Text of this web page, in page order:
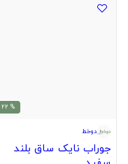
% 22
دوخط
جوراب نایک ساق بلند